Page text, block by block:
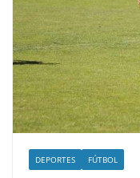
DEPORTES FÚTBOL